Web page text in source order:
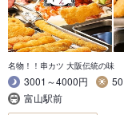
名物！！串カツ 大阪伝統の味
3001～4000円
富山駅前